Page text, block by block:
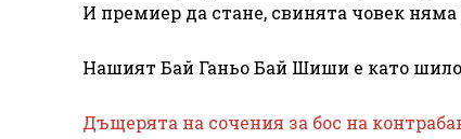
И премиер да стане, свинята човек
Нашият Бай Ганьо Бай Шиши е като шило
Дъщерята на сочения за бос на